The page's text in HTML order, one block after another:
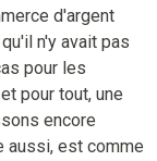
d'argent
n'y avait pas
pour les
pour tout, une
encore
aussi, est comme